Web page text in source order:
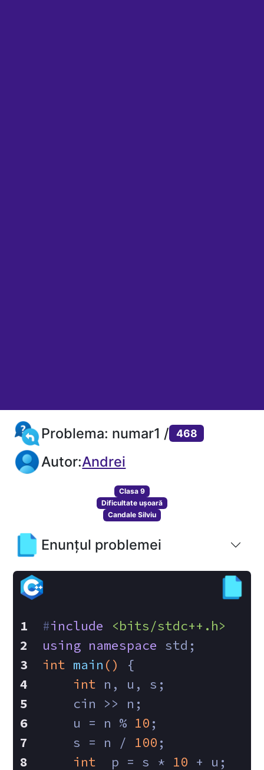
Problema: numar1 / 468
Autor:Andrei
Clasa 9
Dificultate ușoară
Candale Silviu
Enunțul problemei
#include
<bits/stdc++.h>
using namespace std;
int main ()
{
int n, u, s;
    cin >> n;
    u = n %
10 ;
    s = n /
100 ;
int
  p = s *
10 + u;